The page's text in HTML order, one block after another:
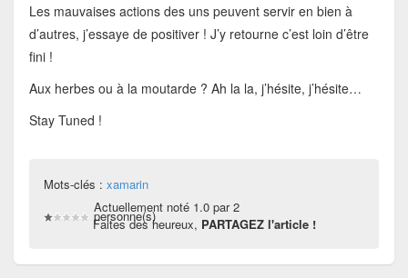
Les mauvaises actions des uns peuvent servir en bien à
d’autres, j’essaye de positiver ! J’y retourne c’est loin d’être
fini !
Aux herbes ou à la moutarde ? Ah la la, j’hésite, j’hésite…
Stay Tuned !
Mots-clés : xamarin
Actuellement noté 1.0 par 2
personne(s)
Faites des heureux, PARTAGEZ l'article !